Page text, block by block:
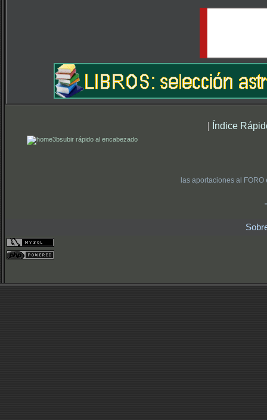
| Índice
subir rápido al encabezado
las aportaciones al